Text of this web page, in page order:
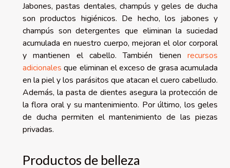
Jabones, pastas dentales, champús y geles de ducha
son productos higiénicos. De hecho, los jabones y
champús son detergentes que eliminan la suciedad
acumulada en nuestro cuerpo, mejoran el olor corporal
y mantienen el cabello. También tienen recursos
adicionales que eliminan el exceso de grasa acumulada
en la piel y los parásitos que atacan el cuero cabelludo.
Además, la pasta de dientes asegura la protección de
la flora oral y su mantenimiento. Por último, los geles
de ducha permiten el mantenimiento de las piezas
privadas.
Productos de belleza